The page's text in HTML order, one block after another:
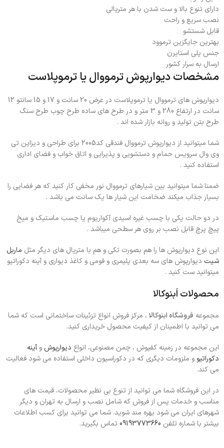
دارای تنوع بالا و ست شدن با هر متریالی
نصب سریع و راحت
قابل شستشو
بهترین جایگزین ترموود
جنس پلی استایرن
ارسال به سرار کشور
مشخصات دیوارپوش ترمووال یا ترموپلاست
دیوارپوش های ترمووال یا ترموپلاست در عرض 20 سانت و 17 و 15 سانتو 12
سانت در ارتفاع 280 و 3 متر و در طرح های ساده طرح چوب طرح سنگ
طرح بتن تولید و روانه بازار شده اند .
شما میتوانید از دیوارپوش ترمووال فندقی کد2005 برای طراحی و دیزاین تی
وی وال سرویس حمام و دستشویی و پذیرایی و اتاق خواب و فضای اداری
استفاده کنید .
ضمنا شما میتوانید بین شیارهای ترمووال نور مخفی کار کنید که هر فضایی را
بسیار جذاب میکند ضخامت این شیار ها یک سانت می باشد .
در دو حالت یکی با چسب غیره اسیدی آکواریوم یا چسب ماستیک و میخ
پیچ پرچ قابل نصب بر روی هر سطحی میباشد .
این نوع دیوارپوش ها را هم بصورت تکی و هم با متریال های دیگر مثل ماربل
شیت دیوارپوش های سه بعدی پلیمری و فومی و کاغذ دیواری و آینه دکوراتیو
میتوانید ست کنید .
محصولات اَبنوکالا
مجموعه فروشگاه ابنوکالا ، مرکز فروش انواع تزئینات ساختمانی است که شما
می توانید با اطمینان از کیفیت محصول خریداری کنید.
این مجموعه در زمینه کفپوش ، چمن مصنوعی، انواع دیوارپوش و آینه
دکوراتیو و ملزومات دیگری که در دکوراسیون داخلی استفاده می شود فعالیت
می کند.
در این فروشگاه شما می توانید از تنوع بی نظیر محصولات، قیمت های
مناسب و خدمات پس از فروش که شامل نصب و ارسال به تهران و دیگر
شهرهای ایران می شود بهره مند شوید. شما می توانید برای کسب اطلاعات
بیشتر با شماره تلفن 09193773660تماس بگیرید.